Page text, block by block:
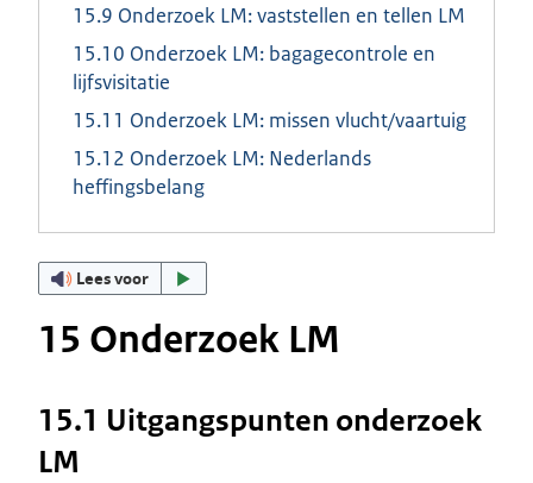
15.9 Onderzoek LM: vaststellen en tellen LM
15.10 Onderzoek LM: bagagecontrole en
lijfsvisitatie
15.11 Onderzoek LM: missen vlucht/vaartuig
15.12 Onderzoek LM: Nederlands
heffingsbelang
Lees voor
15 Onderzoek LM
15.1 Uitgangspunten onderzoek
LM